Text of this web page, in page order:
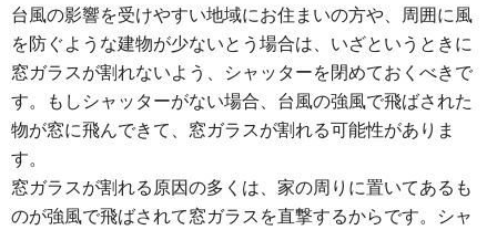
台風の影響を受けやすい地域にお住まいの方や、周囲に風
を防ぐような建物が少ないとう場合は、いざというときに
窓ガラスが割れないよう、シャッターを閉めておくべきで
す。もしシャッターがない場合、台風の強風で飛ばされた
物が窓に飛んできて、窓ガラスが割れる可能性がありま
す。
窓ガラスが割れる原因の多くは、家の周りに置いてあるも
のが強風で飛ばされて窓ガラスを直撃するからです。シャ